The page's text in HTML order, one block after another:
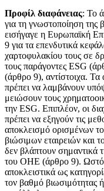
Προφίλ διαφάνειας: Το
για τη γνωστοποίηση
εισήγαγε η Ευρωπαϊκή
9 για τα επενδυτικά
χαρτοφυλακίου τους σε
τους παράγοντες ESG
(άρθρο 9), αντίστοιχα. Τα
πρέπει να λαμβάνουν
μειώσουν τους
την ESG. Επιπλέον, οι
πρέπει να εξηγούν τις
αποκλεισμό ορισμένων
βιώσιμων εταιρειών και
δεν βλάπτουν σημαντικά
του ΟΗΕ (άρθρο 9).
αποκλειστικά ως
τον βαθμό βιωσιμότητας